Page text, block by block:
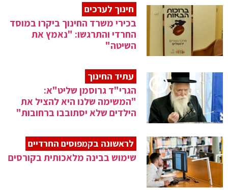
חינוך לערכים
בכירי משרד החינוך ביקרו במוסד
החרדי והתרגשו: "נאמץ את
השיטה"
עתיד החינוך
הגרי"ד גרוסמן שליט"א:
"המשימה שלנו היא להציל את
הילדים שלא יסתובבו ברחובות"
לראשונה בקמפוסים החרדיים
שימוש בבינה מלאכותית בקורסים